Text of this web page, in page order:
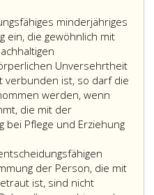
minderjähriges
ein, die gewöhnlich mit
Unversehrtheit
verbunden ist, so darf die
werden, wenn
die mit der
bei Pflege und Erziehung
der Person, die mit
ist, sind nicht